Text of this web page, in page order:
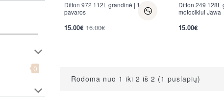
0
-6%
Ditton 972 112L grandinė | 1
pavaros
15.00€ 16.00€
Ditton 249 128L
motociklui Jawa
15.00€
Rodoma nuo 1 iki 2 iš 2 (1 puslapių)